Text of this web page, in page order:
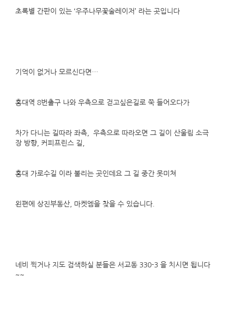
초록별 간판이 있는 ‘우주나무꽃술레이저’ 라는 곳입니다
기억이 없거나 모르신다면…
홍대역 8번출구 나와 우측으로 걷고싶은길로 쭉 들어오다가
차가 다니는 길따라 좌측, 우측으로 따라오면 그 길이 산울림 소극
장 방향, 커피프린스 길,
홍대 가로수길 이라 불리는 곳인데요 그 길 중간 못미쳐
왼편에 상진부동산, 마켓엠을 찾을 수 있습니다.
네비 찍거나 지도 검색하실 분들은 서교동 330-3 을 치시면 됩니다
~~